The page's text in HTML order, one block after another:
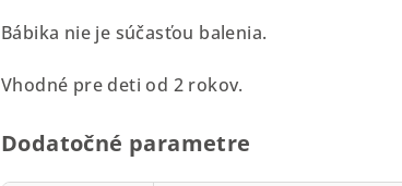
Bábika nie je súčasťou balenia.
Vhodné pre deti od 2 rokov.
Dodatočné parametre